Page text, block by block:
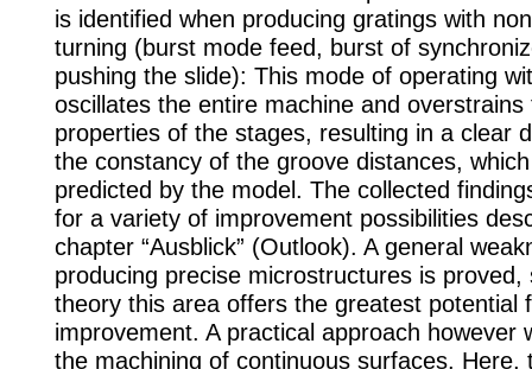
is identified when producing gratings with
turning (burst mode feed, burst of
pushing the slide): This mode of operating
oscillates the entire machine and overstrains
properties of the stages, resulting in a clear
the constancy of the groove distances,
predicted by the model. The collected
for a variety of improvement possibilities
chapter “Ausblick” (Outlook). A general
producing precise microstructures is proved,
theory this area offers the greatest potential
improvement. A practical approach however
the machining of continuous surfaces. Here,